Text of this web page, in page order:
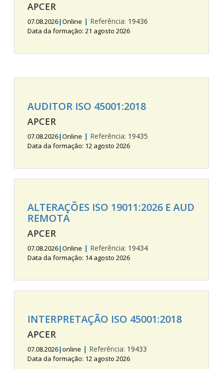
APCER
07.08.2026|Online | Referência: 19436
Data da formação: 21 agosto 2026
AUDITOR ISO 45001:2018
APCER
07.08.2026|Online | Referência: 19435
Data da formação: 12 agosto 2026
ALTERAÇÕES ISO 19011:2026 E AUD
REMOTA
APCER
07.08.2026|Online | Referência: 19434
Data da formação: 14 agosto 2026
INTERPRETAÇÃO ISO 45001:2018
APCER
07.08.2026|online | Referência: 19433
Data da formação: 12 agosto 2026